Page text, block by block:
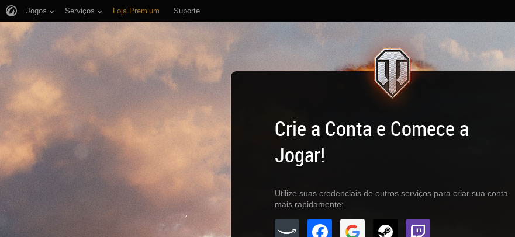
Jogos Serviços Loja Premium Suporte
Crie a Conta e Comece a
Jogar!
Utilize suas credenciais de outros serviços para criar sua conta
mais rapidamente: